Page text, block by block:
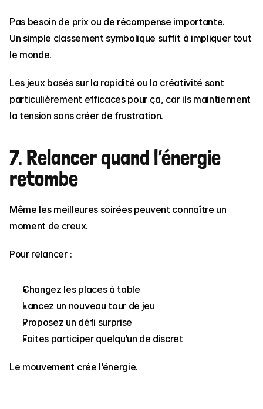
Pas besoin de prix ou de récompense importante.
Un simple classement symbolique suffit à impliquer tout
le monde.
Les jeux basés sur la rapidité ou la créativité sont
particulièrement efficaces pour ça, car ils maintiennent
la tension sans créer de frustration.
7. Relancer quand l’énergie
retombe
Même les meilleures soirées peuvent connaître un
moment de creux.
Pour relancer :
Changez les places à table
Lancez un nouveau tour de jeu
Proposez un défi surprise
Faites participer quelqu’un de discret
Le mouvement crée l’énergie.